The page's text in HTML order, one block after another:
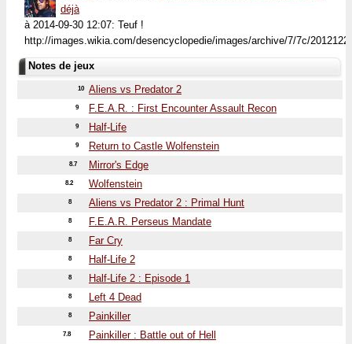
déjà
à 2014-09-30 12:07: Teuf !
http://images.wikia.com/desencyclopedie/images/archive/7/7c/
Notes de jeux
10 Aliens vs Predator 2
9 F.E.A.R. : First Encounter Assault Recon
9 Half-Life
9 Return to Castle Wolfenstein
8.7 Mirror's Edge
8.2 Wolfenstein
8 Aliens vs Predator 2 : Primal Hunt
8 F.E.A.R. Perseus Mandate
8 Far Cry
8 Half-Life 2
8 Half-Life 2 : Episode 1
8 Left 4 Dead
8 Painkiller
7.8 Painkiller : Battle out of Hell